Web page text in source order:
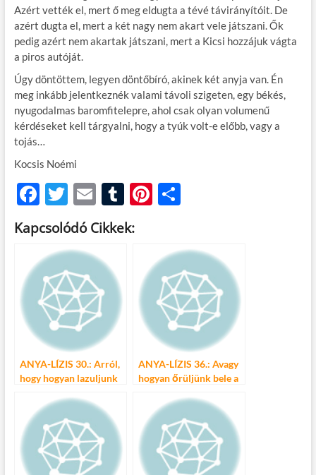
Azért vették el, mert ő meg eldugta a tévé távirányítóit. De
azért dugta el, mert a két nagy nem akart vele játszani. Ők
pedig azért nem akartak játszani, mert a Kicsi hozzájuk vágta
a piros autóját.
Úgy döntöttem, legyen döntőbíró, akinek két anyja van. Én
meg inkább jelentkeznék valami távoli szigeten, egy békés,
nyugodalmas baromfitelepre, ahol csak olyan volumenű
kérdéseket kell tárgyalni, hogy a tyúk volt-e előbb, vagy a
tojás…
Kocsis Noémi
F
ac
e
b
o
o
k
T
w
itt
er
E
m
ail
T
u
m
Pi
es
O
m
e
g
Kapcsolódó Cikkek:
ANYA-LÍZIS 30.: Arról,
hogy hogyan lazuljunk
ANYA-LÍZIS 36.: Avagy
hogyan őrüljünk bele a